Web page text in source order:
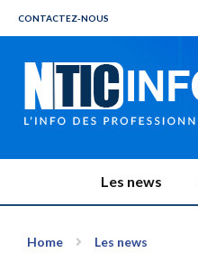
CONTACTEZ-NOUS
Les news
Home Les news